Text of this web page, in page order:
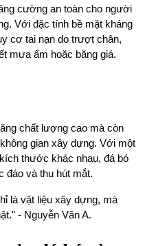
cường an toàn cho người
Với đặc tính bề mặt kháng
cơ tai nạn do trượt chân,
mưa ẩm hoặc băng giá.
chất lượng cao mà còn
gian xây dựng. Với một
thước khác nhau, đá bó
đáo và thu hút mắt.
là vật liệu xây dựng, mà
- Nguyễn Văn A.